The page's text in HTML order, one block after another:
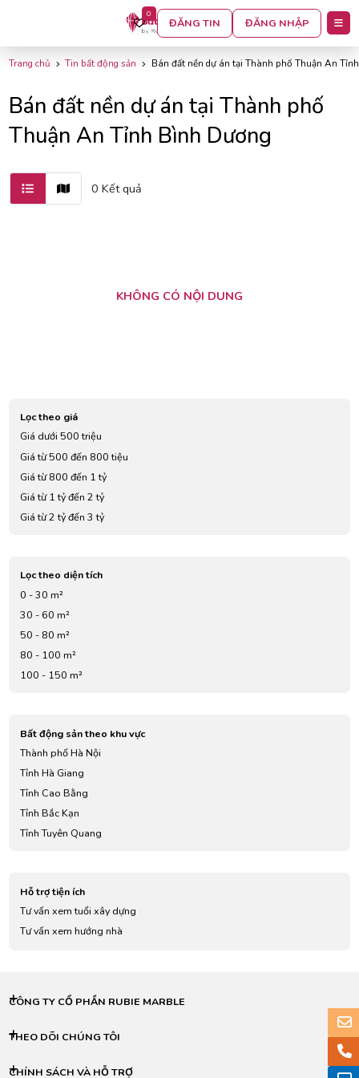
0
ĐĂNG TIN ĐĂNG NHẬP
Trang chủ Tin bất động sản Bán đất nền dự án tại Thành phố Thuận An
Bán đất nền dự án tại Thành phố
Thuận An Tỉnh Bình Dương
0 Kết quả
KHÔNG CÓ NỘI DUNG
Lọc theo giá
Giá dưới 500 triệu
Giá từ 500 đến 800 tiệu
Giá từ 800 đến 1 tỷ
Giá từ 1 tỷ đến 2 tỷ
Giá từ 2 tỷ đến 3 tỷ
Lọc theo diện tích
0 - 30 m²
30 - 60 m²
50 - 80 m²
80 - 100 m²
100 - 150 m²
Bất động sản theo khu vực
Thành phố Hà Nội
Tỉnh Hà Giang
Tỉnh Cao Bằng
Tỉnh Bắc Kạn
Tỉnh Tuyên Quang
Tỉnh Lai Châu
Tỉnh Sơn La
Tỉnh Yên Bái
Tỉnh Lạng Sơn
Tỉnh Bắc Giang
Hỗ trợ tiện ích
Tư vấn xem tuổi xây dựng
Tư vấn xem hướng nhà
CÔNG TY CỔ PHẦN RUBIE MARBLE
THEO DÕI CHÚNG TÔI
CHÍNH SÁCH VÀ HỖ TRỢ